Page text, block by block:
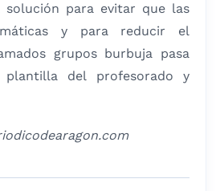
solución para evitar que las
y para reducir el
grupos burbuja pasa
del profesorado y